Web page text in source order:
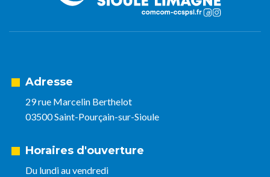
Adresse
29 rue Marcelin Berthelot
03500 Saint-Pourçain-sur-Sioule
Horaires d'ouverture
Du lundi au vendredi